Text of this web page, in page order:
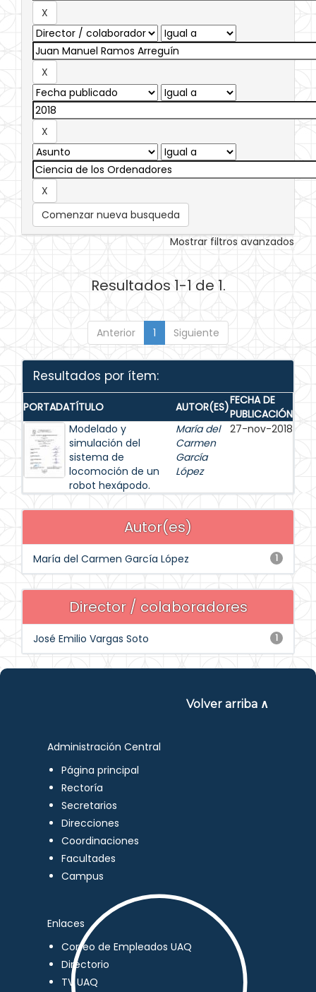
Comenzar nueva busqueda
Mostrar filtros avanzados
Resultados 1-1 de 1.
Anterior 1 Siguiente
Resultados por ítem:
PORTADATÍTULO AUTOR(ES)FECHA DE
PUBLICACIÓN
Modelado y
simulación del
sistema de
locomoción de un
robot hexápodo.
María del
Carmen
García
López
27-nov-2018
Autor(es)
1
María del Carmen García López
Director / colaboradores
1
José Emilio Vargas Soto
Volver arriba ∧
Administración Central
Página principal
Rectoría
Secretarios
Direcciones
Coordinaciones
Facultades
Campus
Enlaces
Correo de Empleados UAQ
Directorio
TV UAQ